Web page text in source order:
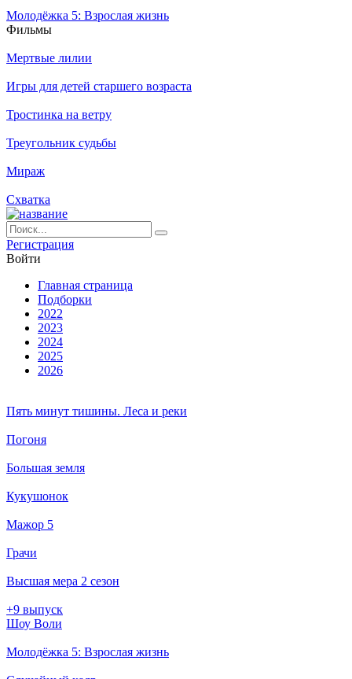
Молодёжка 5: Взрослая жизнь
Филь­мы
Мертвые лилии
Игры для детей старшего возраста
Тростинка на ветру
Треугольник судьбы
Мираж
Схватка
Ре­ги­ст­ра­ция
Вой­ти
Глав­ная стра­ни­ца
Подборки
2022
2023
2024
2025
2026
Пять минут тишины. Леса и реки
Погоня
Большая земля
Кукушонок
Мажор 5
Грачи
Высшая мера 2 сезон
+9 выпуск
Шоу Воли
Молодёжка 5: Взрослая жизнь